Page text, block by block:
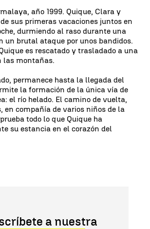
año 1999. Quique, Clara y
sus primeras vacaciones juntos en
durmiendo al raso durante una
un brutal ataque por unos bandidos.
es rescatado y trasladado a una
las montañas.
permanece hasta la llegada del
la formación de la única vía de
el río helado. El camino de vuelta,
en compañía de varios niños de la
todo lo que Quique ha
su estancia en el corazón del
a nuestra